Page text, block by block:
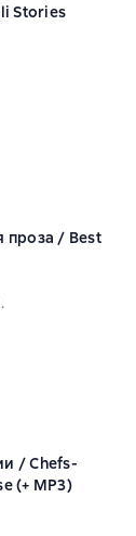
Stories
3 оценок
проза / Best
1 оценок
/ Chefs-
(+ MP3)
1 оценок